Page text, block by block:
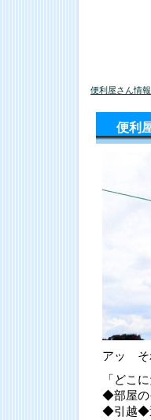
便利屋さん情
便利
アッ そ
「どこ
◆部屋の
◆引越◆